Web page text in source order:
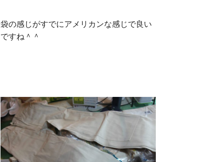
袋の感じがすでにアメリカンな感じで良い
ですね＾＾